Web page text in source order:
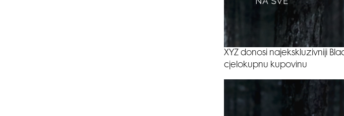
XYZ donosi najekskluzivniji
cjelokupnu kupovinu